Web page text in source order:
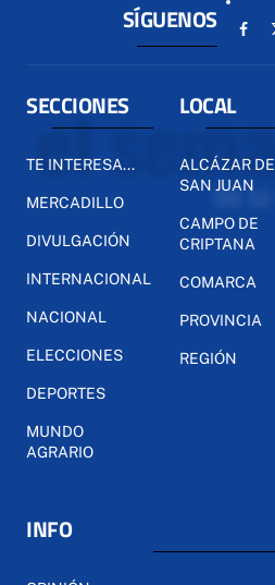
SÍGUENOS
SECCIONES
TE INTERESA...
MERCADILLO
DIVULGACIÓN
INTERNACIONAL
NACIONAL
ELECCIONES
DEPORTES
MUNDO
AGRARIO
LOCAL
ALCÁZAR DE
SAN JUAN
CAMPO DE
CRIPTANA
COMARCA
PROVINCIA
REGIÓN
INFO